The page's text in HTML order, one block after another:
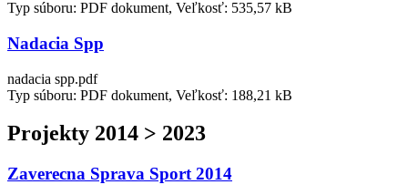
Typ súboru: PDF dokument, Veľkosť: 535,57 kB
Nadacia Spp
nadacia spp.pdf
Typ súboru: PDF dokument, Veľkosť: 188,21 kB
Projekty 2014 > 2023
Zaverecna Sprava Sport 2014